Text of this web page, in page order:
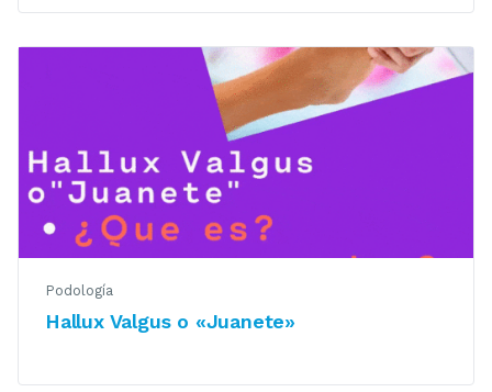
Podología
Hallux Valgus o «Juanete»